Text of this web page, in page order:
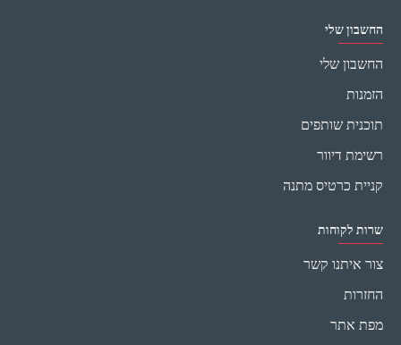
החשבון שלי
החשבון שלי
הזמנות
תוכנית שותפים
רשימת דיוור
קניית כרטיס מתנה
שרות לקוחות
צור איתנו קשר
החזרות
מפת אתר